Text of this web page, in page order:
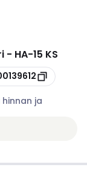
- HA-15 KS
ja